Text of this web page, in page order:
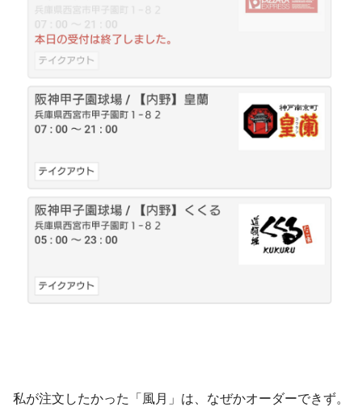
私が注文したかった「風月」は、なぜかオーダーできず。